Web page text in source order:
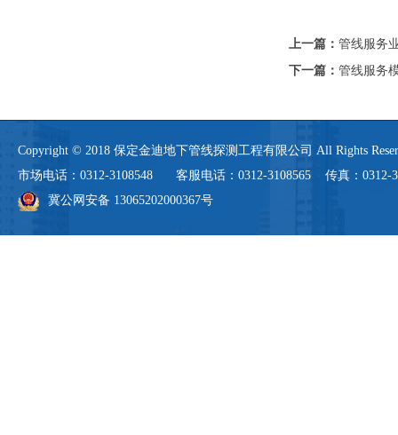
上一篇： 管线服务
下一篇： 管线服务
Copyright © 2018 保定金迪地下管线探测工程有限公司 All Rights
市场电话：0312-3108548 客服电话：0312-3108565 传真：
冀公网安备 13065202000367号